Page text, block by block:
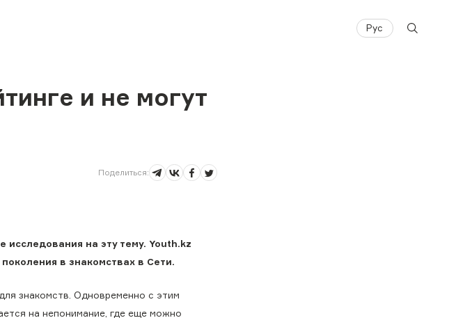
Рус
и не могут
Поделиться:
на эту тему. Youth.kz
в знакомствах в Сети.
знакомств. Одновременно с этим
на непонимание, где еще можно